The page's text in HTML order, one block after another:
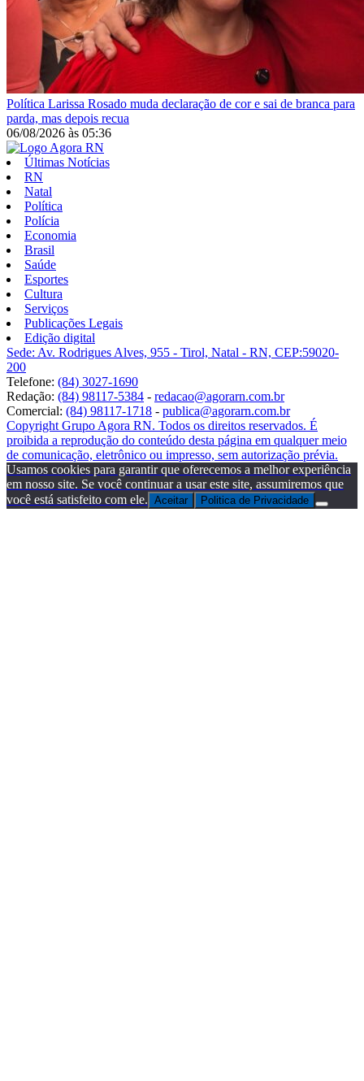
Política Larissa Rosado muda declaração de cor e sai de branca para
parda, mas depois recua
06/08/2026 às 05:36
Últimas Notícias
RN
Natal
Política
Polícia
Economia
Brasil
Saúde
Esportes
Cultura
Serviços
Publicações Legais
Edição digital
Sede: Av. Rodrigues Alves, 955 - Tirol, Natal - RN, CEP:59020-
200
Telefone: (84) 3027-1690
Redação: (84) 98117-5384 - redacao@agorarn.com.br
Comercial: (84) 98117-1718 - publica@agorarn.com.br
Copyright Grupo Agora RN. Todos os direitos reservados. É
proibida a reprodução do conteúdo desta página em qualquer meio
de comunicação, eletrônico ou impresso, sem autorização prévia.
Usamos cookies para garantir que oferecemos a melhor experiência
em nosso site. Se você continuar a usar este site, assumiremos que
você está satisfeito com ele. Aceitar Politica de Privacidade